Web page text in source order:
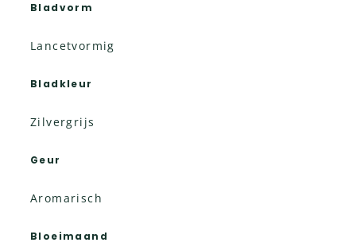
Bladvorm
Lancetvormig
Bladkleur
Zilvergrijs
Geur
Aromarisch
Bloeimaand